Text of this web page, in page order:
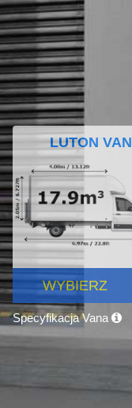
LUTON VAN
WYBIERZ
Specyfikacja Vana